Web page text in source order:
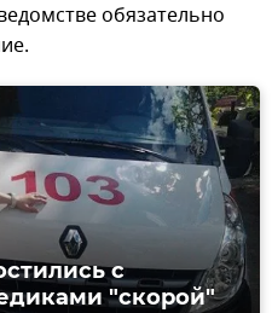
обязательно
с
"скорой"